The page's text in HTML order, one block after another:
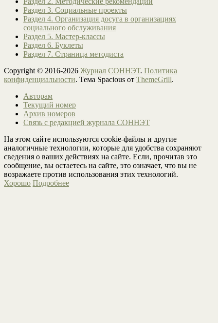
Раздел 3. Социальные проекты
Раздел 4. Организация досуга в организациях
социального обслуживания
Раздел 5. Мастер-классы
Раздел 6. Буклеты
Раздел 7. Страница методиста
Copyright © 2016-2026 Журнал СОННЭТ. Политика
конфиденциальности. Тема Spacious от ThemeGrill.
Авторам
Текущий номер
Архив номеров
Связь с редакцией журнала СОННЭТ
На этом сайте используются cookie-файлы и другие
аналогичные технологии, которые для удобства сохраняют
сведения о ваших действиях на сайте. Если, прочитав это
сообщение, вы остаетесь на сайте, это означает, что вы не
возражаете против использования этих технологий.
Хорошо Подробнее